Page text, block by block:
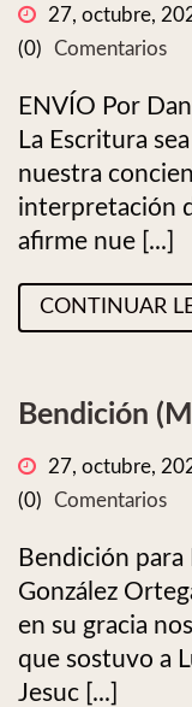
27, octubre,
(0)
Comentarios
ENVÍO Por
La Escritura
nuestra
interpretación
afirme nue [...]
CONTINUAR
Bendición
27, octubre,
(0)
Comentarios
Bendición
González
en su gracia
que sostuvo a
Jesuc [...]